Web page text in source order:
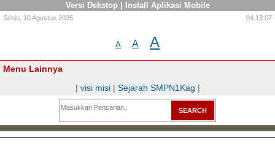
Versi Dekstop| Install Aplikasi Mobile
Senin, 10 Agustus 2026 04:13:07
A A A
Menu Lainnya
| visi misi| Sejarah SMPN1Kag |